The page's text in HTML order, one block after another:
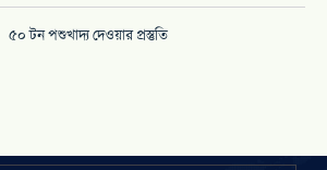
৫০ টন পশুখাদ্য দেওয়ার প্রস্তুতি